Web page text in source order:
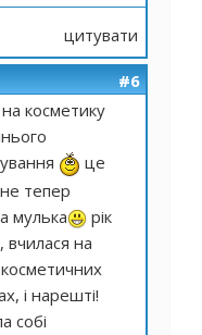
цитувати
#6
на косметику
це
тепер
мулька
рік
вчилася на
і нарешті!
собі